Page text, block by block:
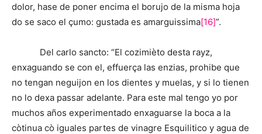
dolor, hase de poner encima el borujo de la misma hoja
do se saco el çumo: gustada es amarguissima[16]”.
Del carlo sancto: “El cozimièto desta rayz,
enxaguando se con el, effuerça las enzias, prohibe que
no tengan neguijon en los dientes y muelas, y si lo tienen
no lo dexa passar adelante. Para este mal tengo yo por
muchos años experimentado enxaguarse la boca a la
còtinua cò iguales partes de vinagre Esquilitico y agua de